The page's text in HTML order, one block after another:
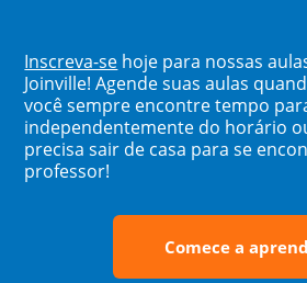
Inscreva-se hoje para nossas
Joinville! Agende suas aulas
você sempre encontre tempo
independentemente do horário
precisa sair de casa para se
professor!
Comece a